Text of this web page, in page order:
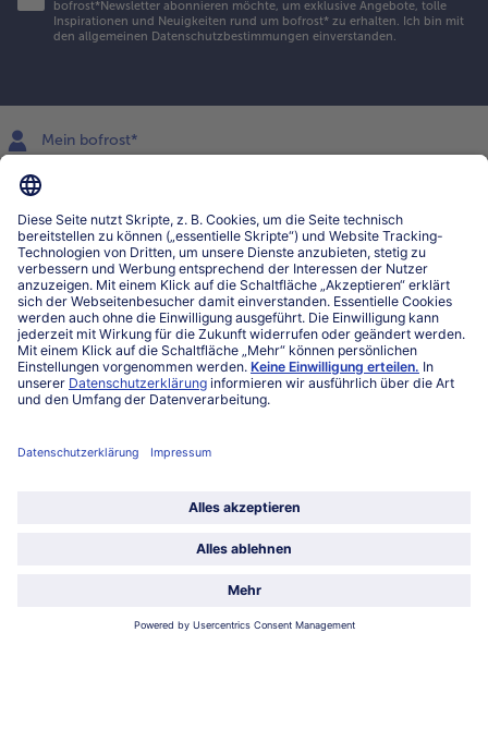
bofrost*Newsletter abonnieren möchte, um exklusive Angebote, tolle
Inspirationen und Neuigkeiten rund um bofrost* zu erhalten. Ich bin mit
den allgemeinen Datenschutzbestimmungen einverstanden.
Mein bofrost*
www.bofrost.lu
027863232
Mo-Fr. von 7 bis 20 Uhr
Service
Über bofrost*